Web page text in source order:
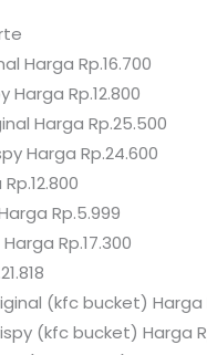
Harga Rp.16.700
Harga Rp.12.800
Harga Rp.25.500
Harga Rp.24.600
Rp.5.999
Rp.17.300
(kfc bucket) Harga
(kfc bucket) Harga